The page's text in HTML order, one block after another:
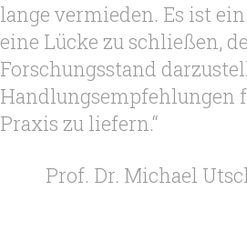
lange vermieden. Es ist
eine Lücke zu schließen,
Forschungsstand
Handlungsempfehlungen
Praxis zu liefern.“
Prof. Dr. Michael